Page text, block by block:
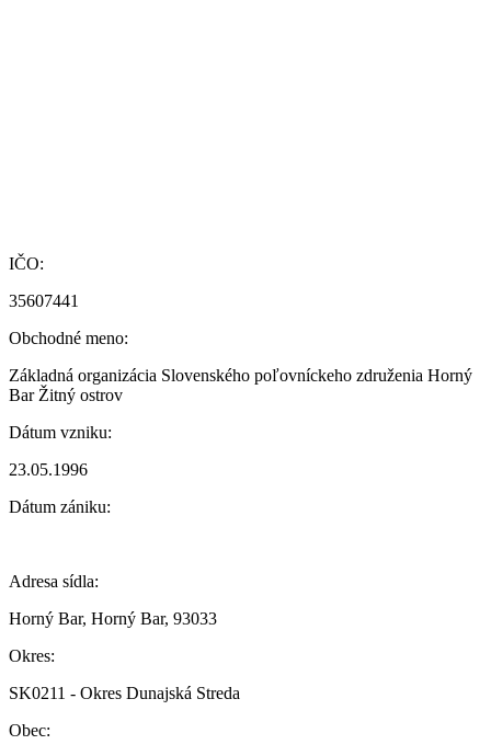
IČO:
35607441
Obchodné meno:
Základná organizácia Slovenského poľovníckeho združenia Horný
Bar Žitný ostrov
Dátum vzniku:
23.05.1996
Dátum zániku:
Adresa sídla:
Horný Bar, Horný Bar, 93033
Okres:
SK0211 - Okres Dunajská Streda
Obec: